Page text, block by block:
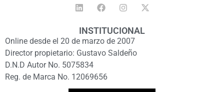
INSTITUCIONAL
Online desde el 20 de marzo de 2007
Director propietario: Gustavo Saldeño
D.N.D Autor No. 5075834
Reg. de Marca No. 12069656